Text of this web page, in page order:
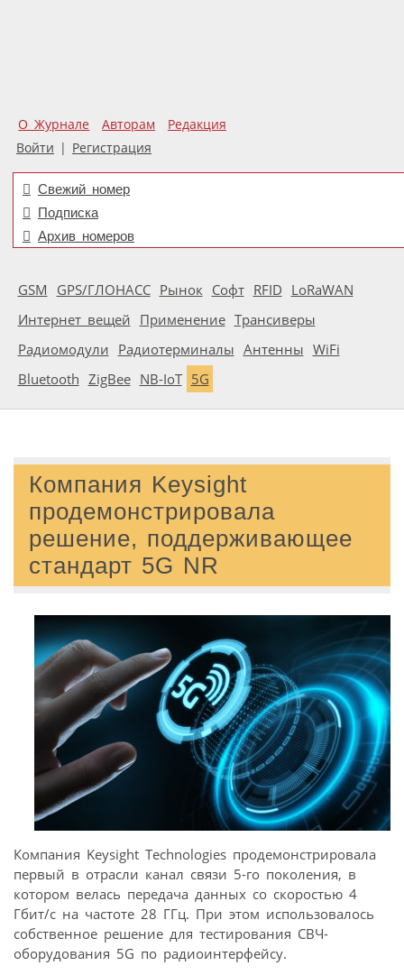
О Журнале Авторам
Редакция
Войти | Регистрация
Свежий номер
Подписка
Архив номеров
GSM GPS/ГЛОНАСС Рынок Софт RFID LoRaWAN
Интернет вещей Применение Трансиверы
Радиомодули Радиотерминалы Антенны WiFi
Bluetooth ZigBee NB-IoT 5G
Компания Keysight
продемонстрировала
решение, поддерживающее
стандарт 5G NR
Компания Keysight Technologies продемонстрировала
первый в отрасли канал связи 5-го поколения, в
котором велась передача данных со скоростью 4
Гбит/с на частоте 28 ГГц. При этом использовалось
собственное решение для тестирования СВЧ-
оборудования 5G по радиоинтерфейсу.